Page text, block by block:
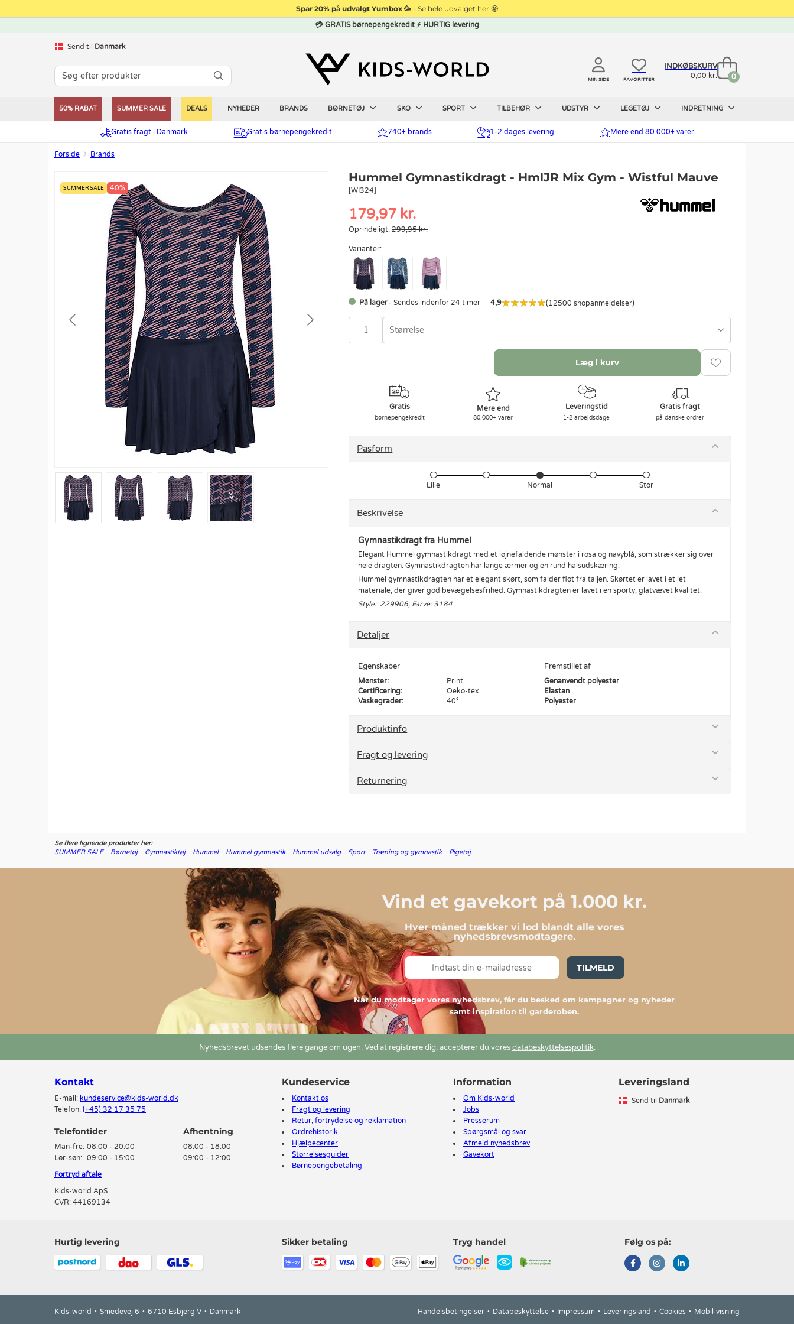
Spar 20% på udvalgt Yumbox 🥳 - Se hele udvalget her 🤩
💳 GRATIS børnepengekredit ⚡ HURTIG levering
Send til Danmark
MIN SIDE FAVORITTER
INDKØBSKURV
0,00 kr.
0
50% RABAT SUMMER SALE DEALS NYHEDER BRANDS BØRNETØJ SKO SPORT TILBEHØR UDSTYR LEGETØJ INDRETNING
Gratis fragt i Danmark Gratis børnepengekredit 740+ brands 1-2 dages levering Mere end 80.000+ varer
Forside Brands
SUMMER SALE 40%
Hummel Gymnastikdragt - HmlJR Mix Gym - Wistful Mauve
[WI324]
179,97 kr.
Oprindeligt:299,95 kr.
Varianter:
På lager - Sendes indenfor 24 timer 4,9 (12500 shopanmeldelser)
Størrelse
Læg i kurv
Gratis
børnepengekredit
Mere end
80.000+ varer
Leveringstid
1-2 arbejdsdage
Gratis fragt
på danske ordrer
Pasform
Lille Normal Stor
Beskrivelse
Gymnastikdragt fra Hummel
Elegant Hummel gymnastikdragt med et iøjnefaldende mønster i rosa og navyblå, som strækker sig over
hele dragten. Gymnastikdragten har lange ærmer og en rund halsudskæring.
Hummel gymnastikdragten har et elegant skørt, som falder flot fra taljen. Skørtet er lavet i et let
materiale, der giver god bevægelsesfrihed. Gymnastikdragten er lavet i en sporty, glatvævet kvalitet.
Style: 229906, Farve: 3184
Detaljer
Egenskaber
Mønster:
Print
Certificering:
Oeko-tex
Vaskegrader:
40°
Fremstillet af
Genanvendt polyester
Elastan
Polyester
Produktinfo
Fragt og levering
Returnering
Se flere lignende produkter her:
SUMMER SALE
Børnetøj Gymnastiktøj Hummel Hummel gymnastik Hummel udsalg Sport Træning og gymnastik Pigetøj
Vind et gavekort på 1.000 kr.
Hver måned trækker vi lod blandt alle vores
nyhedsbrevsmodtagere.
TILMELD
Når du modtager vores nyhedsbrev, får du besked om kampagner og nyheder
samt inspiration til garderoben.
Nyhedsbrevet udsendes flere gange om ugen. Ved at registrere dig, accepterer du voresdatabeskyttelsespolitik.
Kontakt
E-mail: kundeservice@kids-world.dk
Telefon: (+45) 32 17 35 75
Telefontider
Man-fre: 08:00 - 20:00
Lør-søn: 09:00 - 15:00
08:00 - 18:00
09:00 - 12:00
Fortryd aftale
Kids-world ApS
CVR: 44169134
Kundeservice
Kontakt os
Fragt og levering
Retur, fortrydelse og reklamation
Ordrehistorik
Hjælpecenter
Størrelsesguider
Børnepengebetaling
Information
Om Kids-world
Jobs
Presserum
Spørgsmål og svar
Afmeld nyhedsbrev
Gavekort
Leveringsland
Send til Danmark
Sikker betaling
Hurtig levering Tryg handel Følg os på:
Handelsbetingelser Databeskyttelse Impressum Leveringsland Cookies Mobil-visning
Kids-world Smedevej 6 6710 Esbjerg V Danmark